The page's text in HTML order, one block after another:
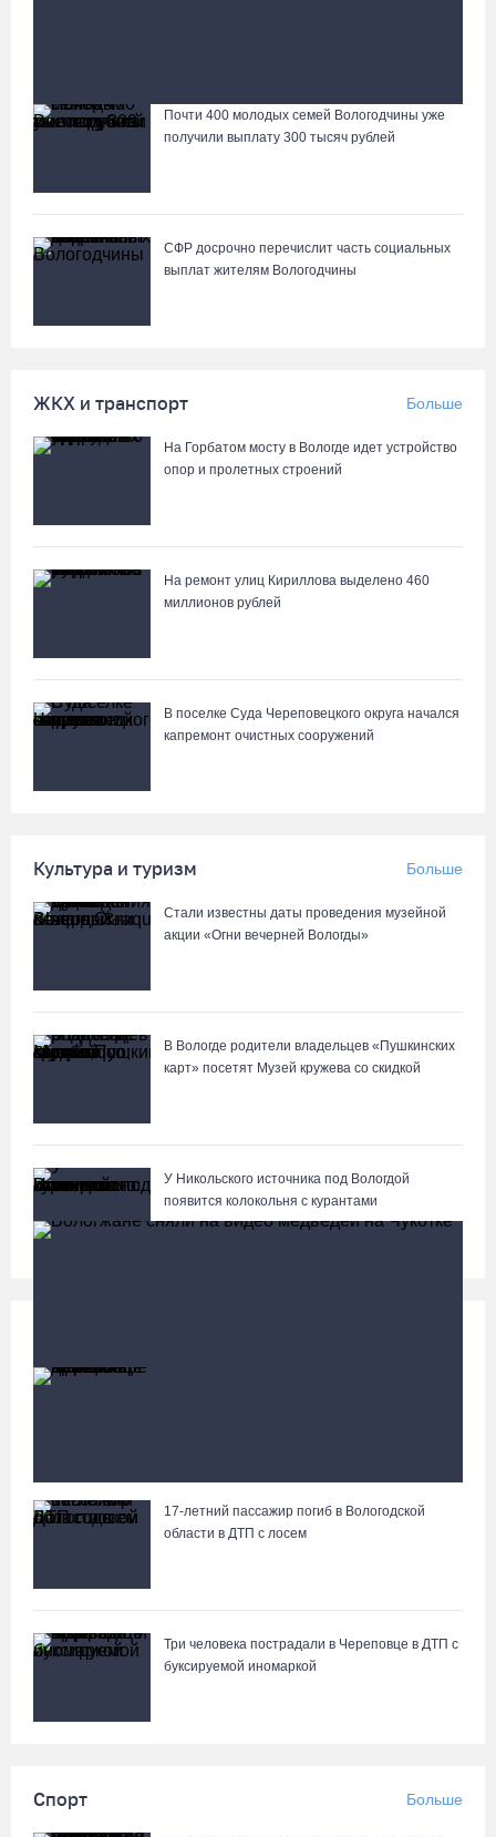
Лазерную проекцию на пешеходных переходах
Вологжане сняли на видео медведей на Чукотке
Почти 400 молодых семей Вологодчины уже
получили выплату 300 тысяч рублей
СФР досрочно перечислит часть социальных
выплат жителям Вологодчины
ЖКХ и транспорт Больше
На Горбатом мосту в Вологде идет устройство
опор и пролетных строений
На ремонт улиц Кириллова выделено 460
миллионов рублей
В поселке Суда Череповецкого округа начался
капремонт очистных сооружений
Культура и туризм Больше
Стали известны даты проведения музейной
акции «Огни вечерней Вологды»
В Вологде родители владельцев «Пушкинских
карт» посетят Музей кружева со скидкой
У Никольского источника под Вологдой
появится колокольня с курантами
17-летний пассажир погиб в Вологодской
области в ДТП с лосем
Три человека пострадали в Череповце в ДТП с
буксируемой иномаркой
Спорт Больше